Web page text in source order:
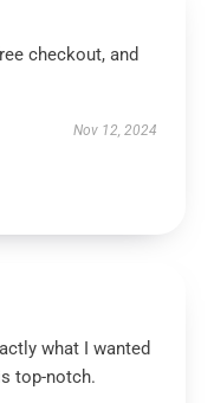
checkout, and
Nov 12, 2024
what I wanted
top-notch.